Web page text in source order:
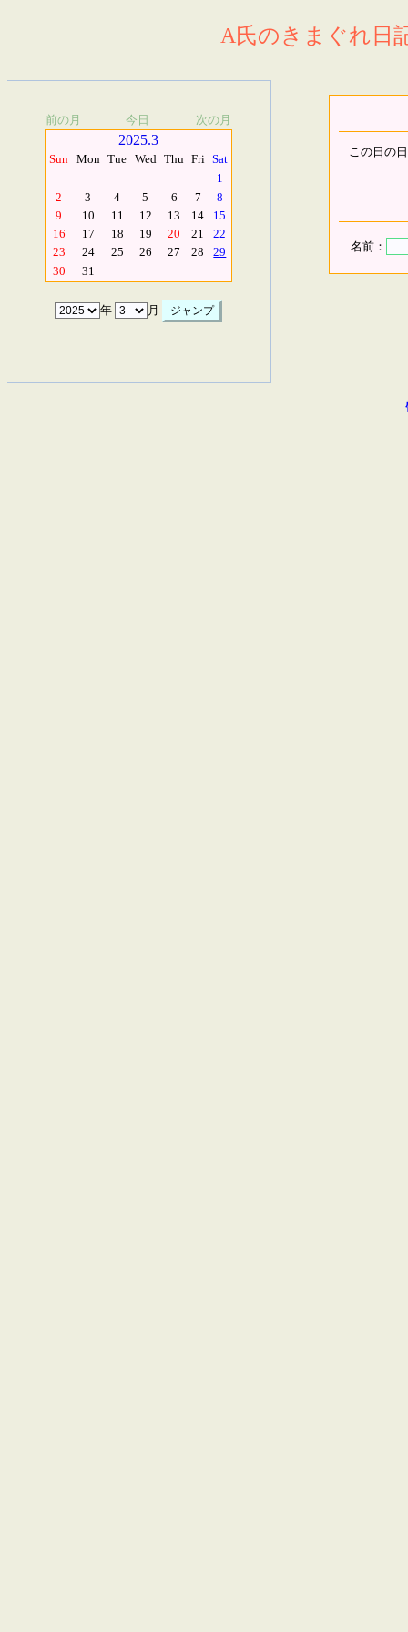
A氏のきまぐれ日
前の月 今日 次の月
2025.3
Sun Mon Tue Wed Thu Fri Sat
1
2
3 4 5 6 7
8
9
10 11 12 13 14
15
16
17 18 19 20 21
22
23
24 25 26 27 28
29
30
31
年 月
この日の
名前：